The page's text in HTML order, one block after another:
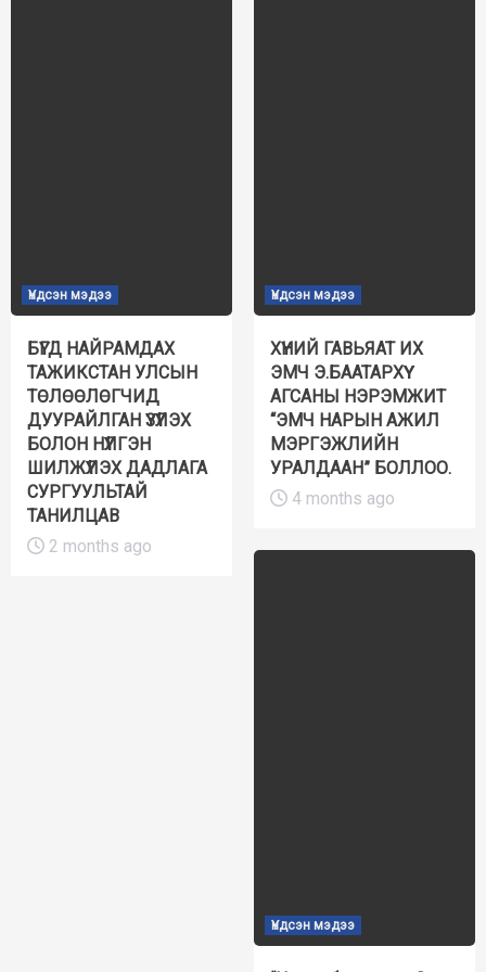
Үндсэн мэдээ
БҮГД НАЙРАМДАХ
ТАЖИКСТАН УЛСЫН
ТӨЛӨӨЛӨГЧИД
ДУУРАЙЛГАН ҮЗҮҮЛЭХ
БОЛОН НҮҮЛГЭН
ШИЛЖҮҮЛЭХ ДАДЛАГА
СУРГУУЛЬТАЙ
ТАНИЛЦАВ
2 months ago
Үндсэн мэдээ
ХҮНИЙ ГАВЬЯАТ ИХ
ЭМЧ Э.БААТАРХҮҮ
АГСАНЫ НЭРЭМЖИТ
“ЭМЧ НАРЫН АЖИЛ
МЭРГЭЖЛИЙН
УРАЛДААН” БОЛЛОО.
4 months ago
Үндсэн мэдээ